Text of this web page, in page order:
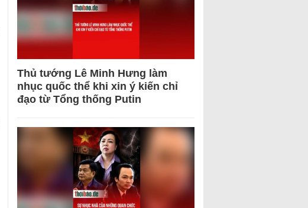
Thủ tướng Lê Minh Hưng làm
nhục quốc thể khi xin ý kiến chỉ
đạo từ Tổng thống Putin